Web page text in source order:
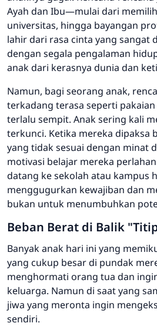
Ayah dan Ibu—mulai dari
universitas, hingga bayangan
lahir dari rasa cinta yang sangat
dengan segala pengalaman
anak dari kerasnya dunia dan
Namun, bagi seorang anak,
terkadang terasa seperti
terlalu sempit. Anak sering kali
terkunci. Ketika mereka dipaksa
yang tidak sesuai dengan minat
motivasi belajar mereka
datang ke sekolah atau kampus
menggugurkan kewajiban dan
bukan untuk menumbuhkan
Beban Berat di Balik
Banyak anak hari ini yang
yang cukup besar di pundak
menghormati orang tua dan
keluarga. Namun di saat yang
jiwa yang meronta ingin
sendiri.